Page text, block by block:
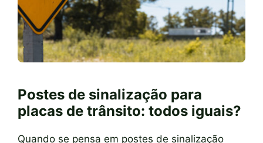
Postes de sinalização para
placas de trânsito: todos iguais?
Quando se pensa em postes de sinalização